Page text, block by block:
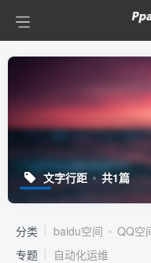
文字行距 共1篇
分类 baidu空间
QQ空
专题
自动化运维